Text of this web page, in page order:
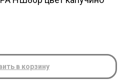
в корзину